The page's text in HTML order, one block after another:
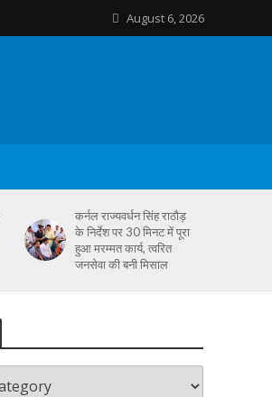
August 6, 2026
कर्नल राज्यवर्धन सिंह राठौड़
के निर्देश पर 30 मिनट में पूरा
हुआ मरम्मत कार्य, त्वरित
जनसेवा की बनी मिसाल